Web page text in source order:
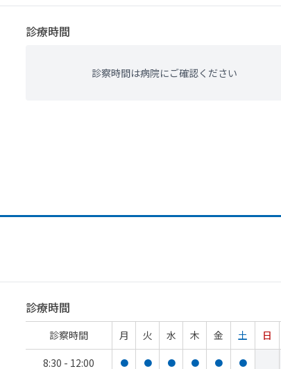
診療時間
診察時間は病院にご確認ください
診療時間
診察時間 月 火 水 木 金 土
日
8:30 - 12:00
● ● ● ● ● ●